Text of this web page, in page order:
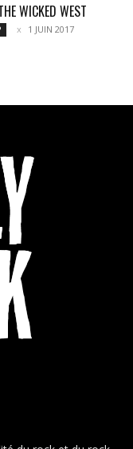
WICKED WEST
1 JUIN 2017